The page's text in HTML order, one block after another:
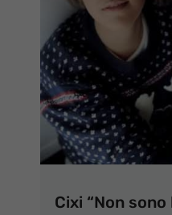
Cixi “Non